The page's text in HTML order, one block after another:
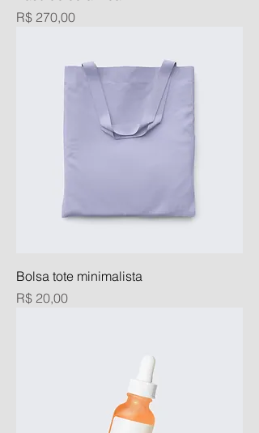
Preço
R$ 270,00
Bolsa tote minimalista
Preço
R$ 20,00